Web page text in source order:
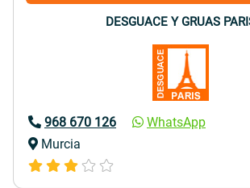
DESGUACE Y GRUAS
968 670 126
WhatsApp
Murcia